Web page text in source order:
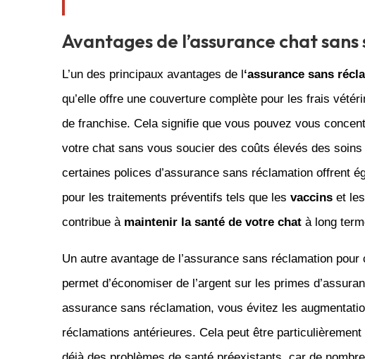
Avantages de l’assurance chat
L’un des principaux avantages de l‘assurance sans
qu’elle offre une couverture complète pour les frais
de franchise. Cela signifie que vous pouvez vous
votre chat sans vous soucier des coûts élevés des
certaines polices d’assurance sans réclamation offrent
pour les traitements préventifs tels que les vaccinset les
contribue à maintenir la santé de votre chatà long
Un autre avantage de l’assurance sans réclamation pour
permet d’économiser de l’argent sur les primes
assurance sans réclamation, vous évitez les
réclamations antérieures. Cela peut être